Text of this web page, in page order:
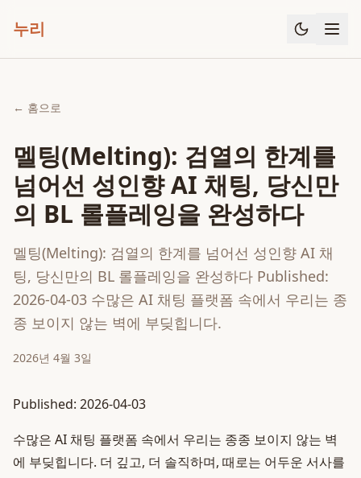
누리
← 홈으로
멜팅(Melting): 검열의 한계를
넘어선 성인향 AI 채팅, 당신만
의 BL 롤플레잉을 완성하다
멜팅(Melting): 검열의 한계를 넘어선 성인향 AI 채
팅, 당신만의 BL 롤플레잉을 완성하다 Published:
2026-04-03 수많은 AI 채팅 플랫폼 속에서 우리는 종
종 보이지 않는 벽에 부딪힙니다.
2026년 4월 3일
Published: 2026-04-03
수많은 AI 채팅 플랫폼 속에서 우리는 종종 보이지 않는 벽
에 부딪힙니다. 더 깊고, 더 솔직하며, 때로는 어두운 서사를